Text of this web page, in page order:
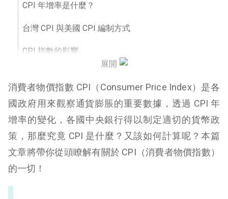
CPI 年增率是什麼？
台灣 CPI 與美國 CPI 編制方式
CPI 指數的影響
核心 CPI 是什麼？
美國 6月 CPI 數據（最新）
台灣 6 月 CPI 數據（最新）
美國 CPI 走勢
展開
消費者物價指數 CPI（Consumer Price Index）是各
國政府用來觀察通貨膨脹的重要數據，透過 CPI 年
增率的變化，各國中央銀行得以制定適切的貨幣政
策，那麼究竟 CPI 是什麼？又該如何計算呢？本篇
文章將帶你從頭瞭解有關於 CPI（消費者物價指數）
的一切！